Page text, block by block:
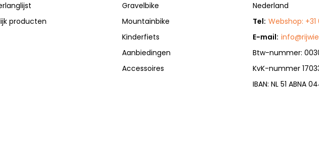
producten
Gravelbike
Mountainbike
Kinderfiets
Aanbiedingen
Accessoires
Nederland
Tel: Webshop:
E-mail:
Btw-nummer:
KvK-nummer
IBAN: NL 51 ABNA